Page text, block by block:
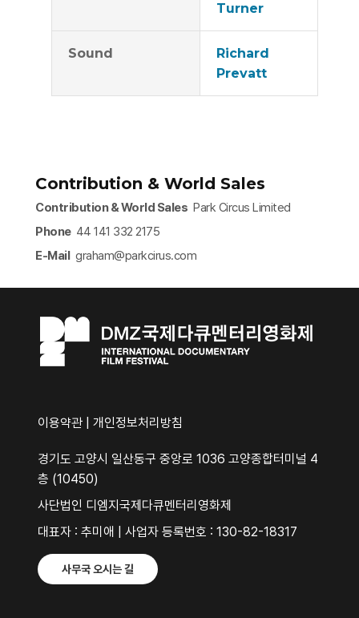
Turner
Sound
Richard
Prevatt
Contribution & World Sales
Contribution & World Sales Park Circus Limited
Phone 44 141 332 2175
E-Mailgraham@parkcirus.com​
이용약관 개인정보처리방침
경기도 고양시 일산동구 중앙로 1036 고양종합터미널 4
층 (10450)
사단법인 디엠지국제다큐멘터리영화제
대표자 : 추미애 | 사업자 등록번호 : 130-82-18317
사무국 오시는 길